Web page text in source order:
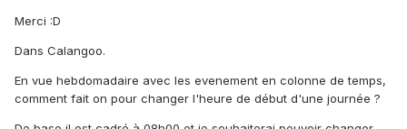
Merci :D
Dans Calangoo.
En vue hebdomadaire avec les evenement en colonne de temps,
comment fait on pour changer l'heure de début d'une journée ?